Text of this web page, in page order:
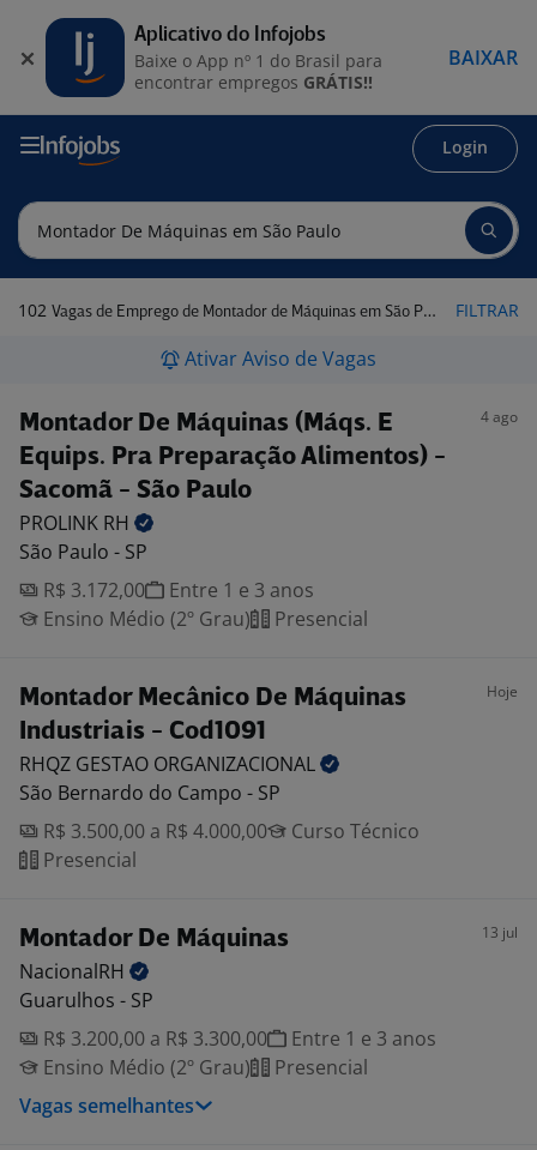
Login
102 Vagas de Emprego de Montador de Máquinas em São Paulo FILTRAR
Ativar Aviso de Vagas
Montador De Máquinas (Máqs. E
Equips. Pra Preparação Alimentos) -
Sacomã - São Paulo
4 ago
PROLINK RH
São Paulo - SP
R$ 3.172,00
Entre 1 e 3 anos
Ensino Médio (2º Grau)
Presencial
Montador Mecânico De Máquinas
Industriais - Cod1091
Hoje
RHQZ GESTAO ORGANIZACIONAL
São Bernardo do Campo - SP
R$ 3.500,00 a R$ 4.000,00
Curso Técnico
Presencial
Montador De Máquinas 13 jul
NacionalRH
Guarulhos - SP
R$ 3.200,00 a R$ 3.300,00
Entre 1 e 3 anos
Ensino Médio (2º Grau)
Presencial
Vagas semelhantes
Aplicativo do Infojobs
Baixe o App nº 1 do Brasil para
encontrar empregos GRÁTIS!!
BAIXAR